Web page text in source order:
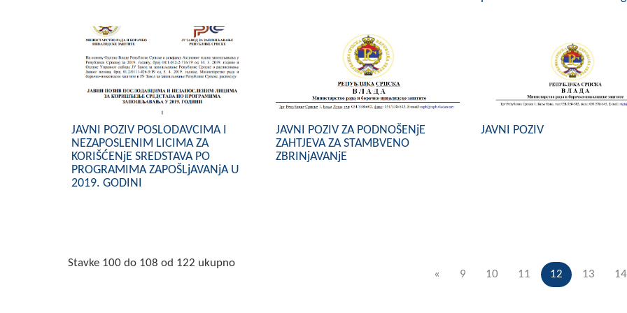
JAVNI POZIV POSLODAVCIMA I
NEZAPOSLENIM LICIMA ZA
KORIŠĆENjE SREDSTAVA PO
PROGRAMIMA ZAPOŠLjAVANjA U
2019. GODINI
JAVNI POZIV ZA PODNOŠENjE
ZAHTJEVA ZA STAMBVENO
ZBRINjAVANjE
JAVNI POZIV
« 9 10 11 12 13 14
Stavke 100 do 108 od 122 ukupno